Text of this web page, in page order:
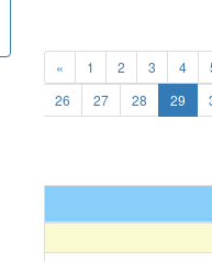
« 1 2 3 4
26
27 28 29